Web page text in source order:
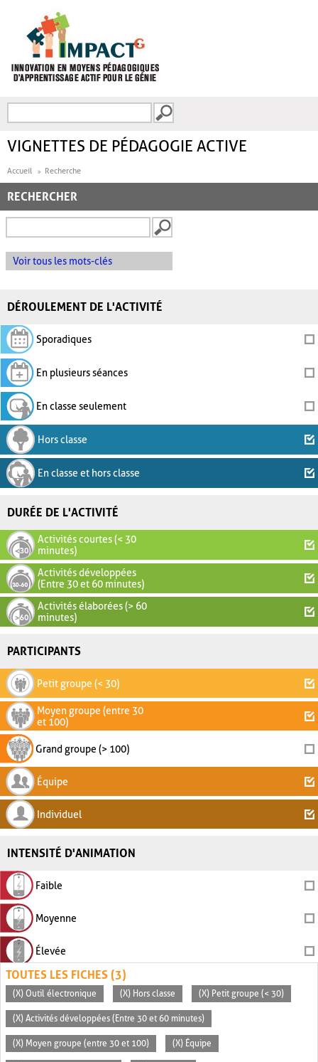
FORMULAIRE DE
VIGNETTES DE PÉDAGOGIE ACTIVE
Accueil Recherche
RECHERCHER
Voir tous les mots-clés
DÉROULEMENT DE L'ACTIVITÉ
Sporadiques
En plusieurs séances
En classe seulement
Hors classe
En classe et hors classe
DURÉE DE L'ACTIVITÉ
Activités courtes (< 30
minutes)
Activités développées
(Entre 30 et 60 minutes)
Activités élaborées (> 60
minutes)
PARTICIPANTS
Petit groupe (< 30)
Moyen groupe (entre 30
et 100)
Grand groupe (> 100)
Équipe
Individuel
INTENSITÉ D'ANIMATION
Faible
Moyenne
Élevée
TOUTES LES FICHES (3)
(X) Outil électronique (X) Hors classe (X) Petit groupe (< 30)
(X) Activités développées (Entre 30 et 60 minutes)
(X) Moyen groupe (entre 30 et 100) (X) Équipe